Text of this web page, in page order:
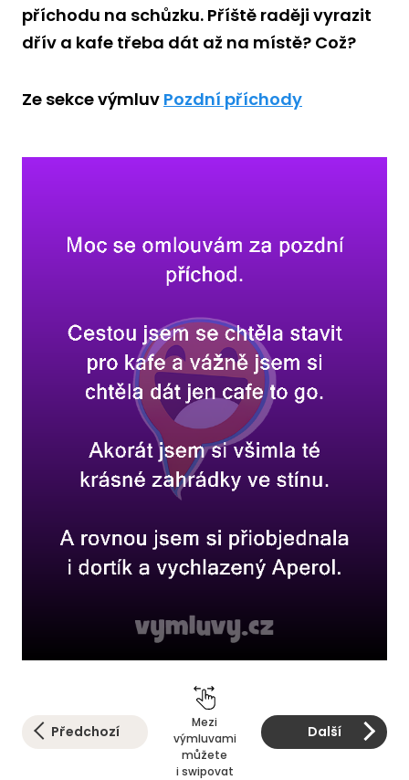
příchodu na schůzku. Příště raději vyrazit
dřív a kafe třeba dát až na místě? Což?
Ze sekce výmluv Pozdní příchody
Předchozí
Mezi
výmluvami
můžete
i swipovat
Další